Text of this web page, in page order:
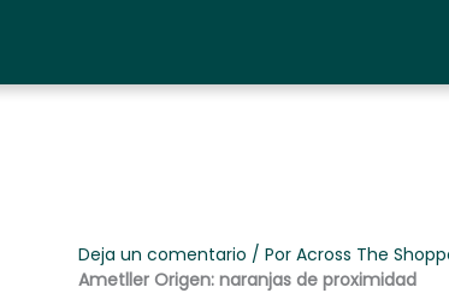
Deja un comentario / PorAcross The
Ametller Origen: naranjas de proximidad